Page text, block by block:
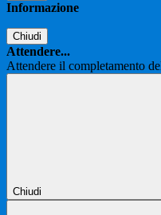
Informazione
Chiudi
Attendere...
Attendere il completamento
Chiudi